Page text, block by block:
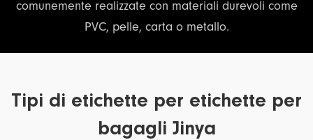
comunemente realizzate con materiali durevoli come
PVC, pelle, carta o metallo.
Tipi di etichette per etichette per
bagagli Jinya